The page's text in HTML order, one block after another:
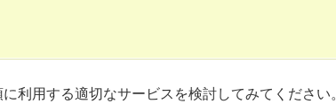
利用する適切なサービスを検討してみてください。